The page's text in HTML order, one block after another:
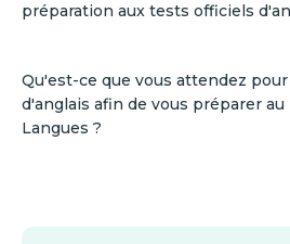
préparation aux tests officiels
Qu'est-ce que vous attendez
d'anglais afin de vous préparer au
Langues ?